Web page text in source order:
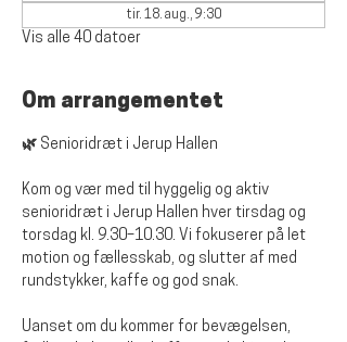
tir. 18. aug., 9:30
Vis alle 40 datoer
Om arrangementet
🌿 Senioridræt i Jerup Hallen
Kom og vær med til hyggelig og aktiv
senioridræt i Jerup Hallen hver tirsdag og
torsdag kl. 9.30–10.30. Vi fokuserer på let
motion og fællesskab, og slutter af med
rundstykker, kaffe og god snak.
Uanset om du kommer for bevægelsen,